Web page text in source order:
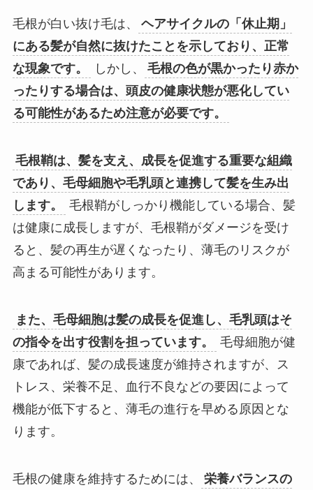
毛根が白い抜け毛は、
ヘアサイクルの「休止期」
にある髪が自然に抜けたことを示しており、正常
な現象です。
しかし、
毛根の色が黒かったり赤か
ったりする場合は、頭皮の健康状態が悪化してい
る可能性があるため注意が必要です。
毛根鞘は、髪を支え、成長を促進する重要な組織
であり、毛母細胞や毛乳頭と連携して髪を生み出
します。
毛根鞘がしっかり機能している場合、髪
は健康に成長しますが、毛根鞘がダメージを受け
ると、髪の再生が遅くなったり、薄毛のリスクが
高まる可能性があります。
また、毛母細胞は髪の成長を促進し、毛乳頭はそ
の指令を出す役割を担っています。
毛母細胞が健
康であれば、髪の成長速度が維持されますが、ス
トレス、栄養不足、血行不良などの要因によって
機能が低下すると、薄毛の進行を早める原因とな
ります。
毛根の健康を維持するためには、
栄養バランスの